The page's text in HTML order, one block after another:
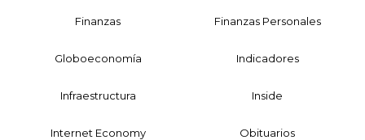
Finanzas Finanzas Personales
Globoeconomía Indicadores
Infraestructura Inside
Internet Economy Obituarios